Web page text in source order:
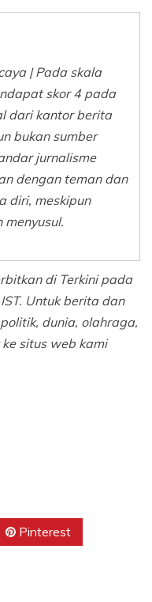
| Pada skala
skor 4 pada
dari kantor berita
bukan sumber
jurnalisme
dengan teman dan
diri, meskipun
di Terkini pada
Untuk berita dan
dunia, olahraga,
situs web kami
Pinterest